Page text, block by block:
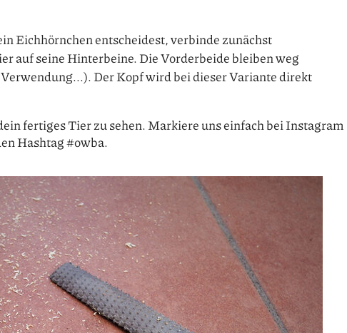
Eichhörnchen entscheidest, verbinde zunächst
auf seine Hinterbeine. Die Vorderbeide bleiben weg
Der Kopf wird bei dieser Variante direkt
fertiges Tier zu sehen. Markiere uns einfach bei Instagram
Hashtag #owba.